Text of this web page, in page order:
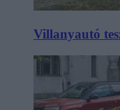
Villanyautó